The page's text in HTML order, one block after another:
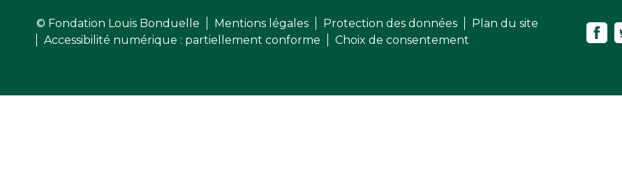
© Fondation Louis Bonduelle Mentions légales Protection des données
Plan du site
Accessibilité numérique : partiellement conforme
Choix de consentement